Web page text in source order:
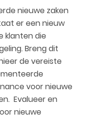
nieuwe zaken
er een nieuw
klanten die
Breng dit
de vereiste
voor nieuwe
Evalueer en
nieuwe